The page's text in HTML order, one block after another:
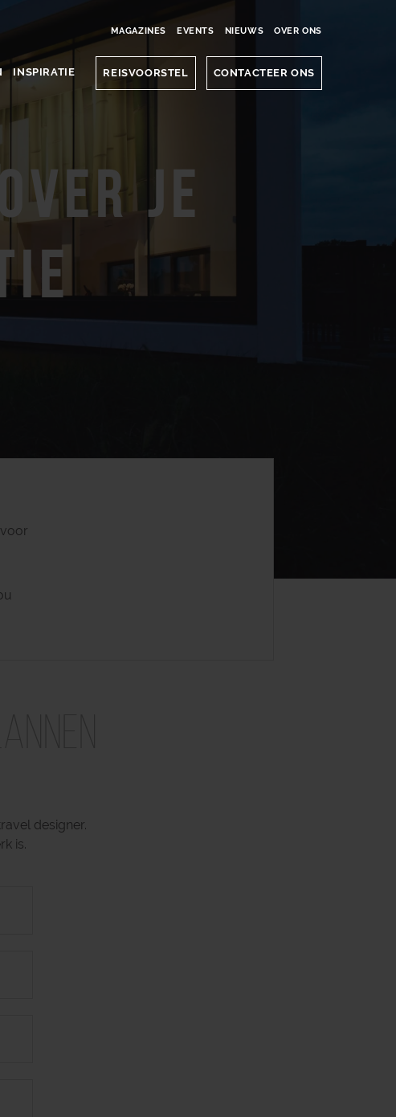
MAGAZINES EVENTS NIEUWS OVER ONS
INSPIRATIE REISVOORSTEL CONTACTEER ONS
je
designer.
is.